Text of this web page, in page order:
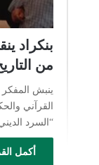
بنكراد
من
ينبش المفكر
القرآني
“السرد
أكمل